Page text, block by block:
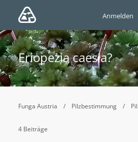
Anmelden
Eriopezia caesia?
Funga Austria Pilzbestimmung
4 Beiträge